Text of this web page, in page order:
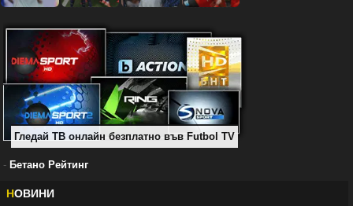
Гледай ТВ онлайн безплатно във Futbol TV
- Бетано Рейтинг
НОВИНИ